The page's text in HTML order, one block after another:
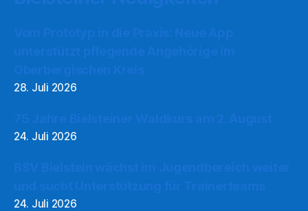
28. Juli 2026
24. Juli 2026
24. Juli 2026